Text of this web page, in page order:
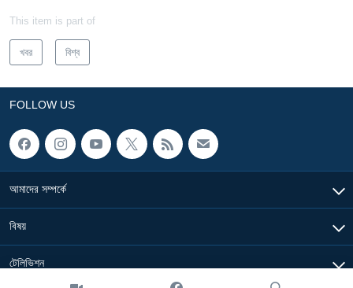
This item is part of
খবর বিশ্ব
FOLLOW US
আমাদের সম্পর্কে
বিষয়
টেলিভিশন